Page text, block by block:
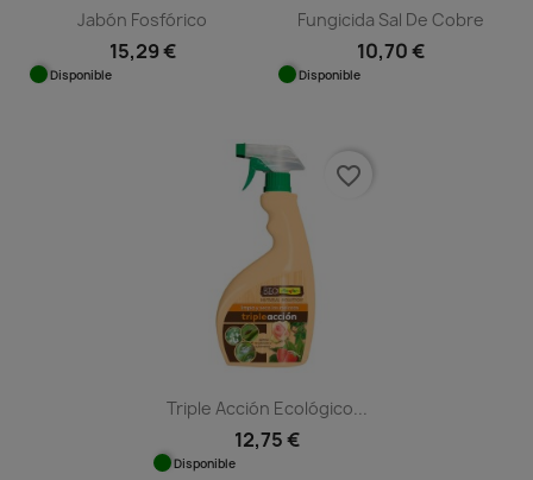
Jabón Fosfórico
15,29 €
Disponible
Fungicida Sal De Cobre
10,70 €
Disponible
Triple Acción Ecológico...
12,75 €
Disponible
favorite_border